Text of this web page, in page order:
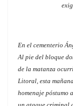
En el cementerio
Al pie del bloque
de la matanza
Litoral, esta
homenaje póstumo